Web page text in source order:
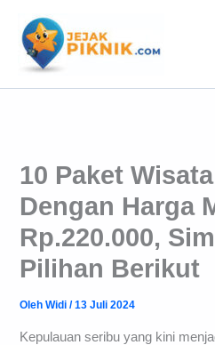
konten
10 Paket
Dengan Harga
Rp.220.000,
Pilihan Berikut
OlehWidi/13 Juli 2024
Kepulauan seribu yang kini